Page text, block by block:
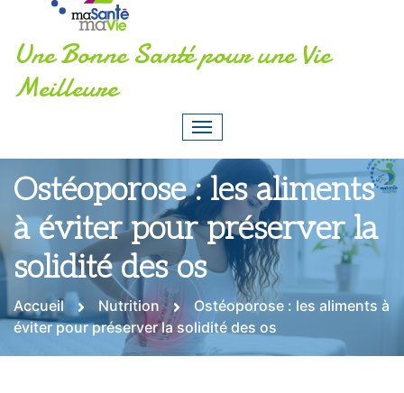
Une Bonne Santé pour une Vie
Meilleure
Ostéoporose : les aliments
à éviter pour préserver la
solidité des os
Accueil Nutrition
Ostéoporose : les aliments à
éviter pour préserver la solidité des os